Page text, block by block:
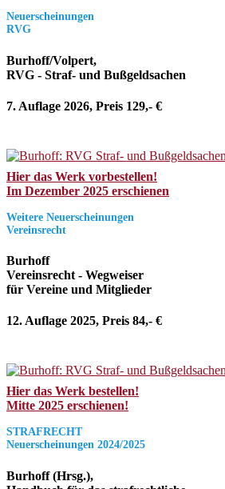
Neuerscheinungen
RVG
Burhoff/Volpert,
RVG - Straf- und Bußgeldsachen
7. Auflage 2026, Preis 129,- €
Hier das Werk vorbestellen!
Im Dezember 2025 erschienen
Weitere Neuerscheinungen
Vereinsrecht
Burhoff
Vereinsrecht - Wegweiser
für Vereine und Mitglieder
12. Auflage 2025, Preis 84,- €
Hier das Werk bestellen!
Mitte 2025 erschienen!
STRAFRECHT
Neuerscheinungen 2024/2025
Burhoff (Hrsg.),